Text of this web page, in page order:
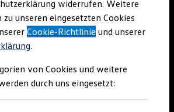
Marktplatz
Sondermodelle
und Gebrauchtwagen
Zertifizierte Gebrauchtwagen
bei Gebrauchtwagen
Angebote
widerrufen. Weitere
unseren eingesetzten Cookies
Cookie-Richtlinie und unserer
.
von Cookies und weitere
durch uns eingesetzt: